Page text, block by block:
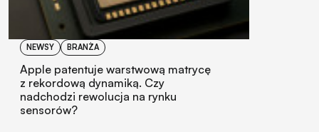
NEWSY BRANŻA
Apple patentuje warstwową matrycę
z rekordową dynamiką. Czy
nadchodzi rewolucja na rynku
sensorów?